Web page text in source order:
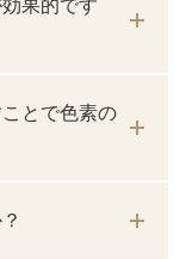
果的です
とで色素の